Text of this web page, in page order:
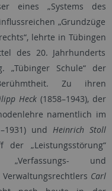
eines „Systems des
„Grundzüge
lehrte in Tübingen
des 20. Jahrhunderts
Schule“ der
Zu ihren
Heck(1858–1943), der
namentlich im
und Heinrich Stoll
„Leistungsstörung“
und
Verwaltungsrechtlers Carl